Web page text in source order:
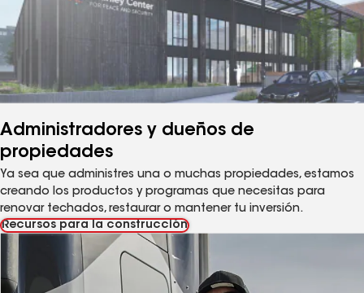
Administradores y dueños de
propiedades
Ya sea que administres una o muchas propiedades, estamos
creando los productos y programas que necesitas para
renovar techados, restaurar o mantener tu inversión.
Recursos para la construcción